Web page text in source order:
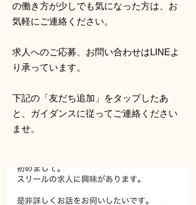
の働き方が少しでも気になった方は、お
気軽にご連絡ください。
求人へのご応募、お問い合わせはLINEよ
り承っています。
下記の「友だち追加」をタップしたあ
と、ガイダンスに従ってご連絡ください
ませ。